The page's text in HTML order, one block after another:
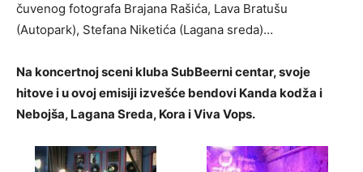
čuvenog fotografa Brajana Rašića, Lava Bratušu
(Autopark), Stefana Niketića (Lagana sreda)…
Na koncertnoj sceni kluba SubBeerni centar, svoje
hitove i u ovoj emisiji izvešće bendovi Kanda kodža i
Nebojša, Lagana Sreda, Kora i Viva Vops.